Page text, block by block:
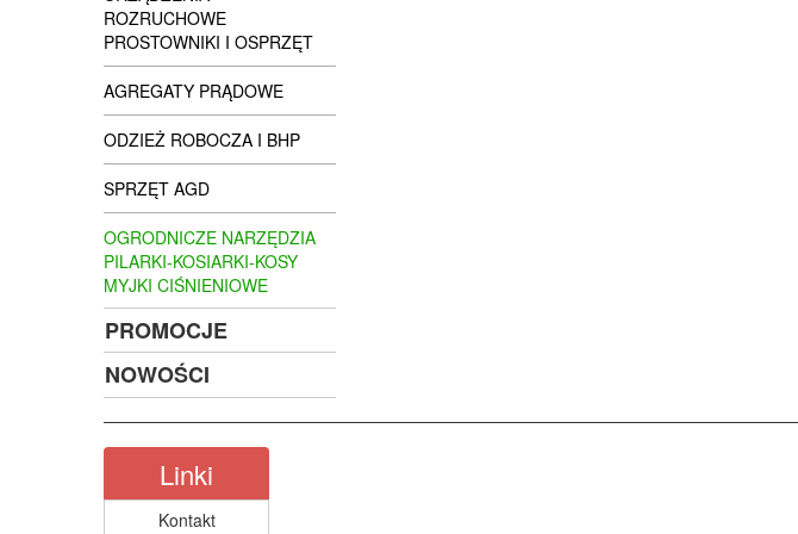
ROZRUCHOWE
PROSTOWNIKI I OSPRZĘT
AGREGATY PRĄDOWE
ODZIEŻ ROBOCZA I BHP
SPRZĘT AGD
OGRODNICZE NARZĘDZIA
PILARKI-KOSIARKI-KOSY
MYJKI CIŚNIENIOWE
PROMOCJE
NOWOŚCI
Linki
Kontakt